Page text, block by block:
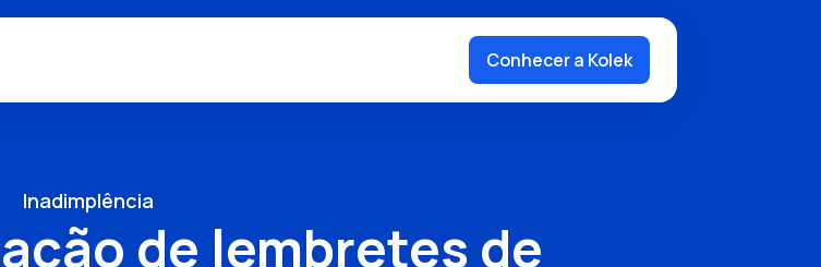
Conhecer a Kolek
Inadimplência
de lembretes de